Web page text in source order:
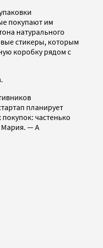
покупают им
натурального
стикеры, которым
коробку рядом с
планирует
частенько
Мария. — А